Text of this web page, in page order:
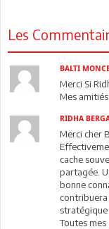
Les
BALTI
Merci Si
Mes amitiés.
RIDHA
Merci cher
cache
partagée.
bonne
stratégique
Toutes mes